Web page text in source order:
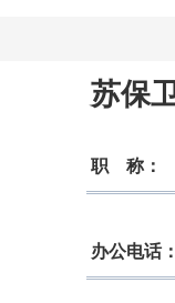
苏保
职 称：
办公电话